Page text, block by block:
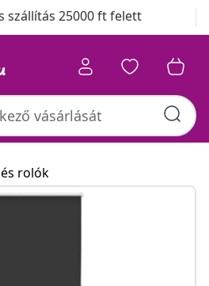
szállítás 25000 ft felett
rolók